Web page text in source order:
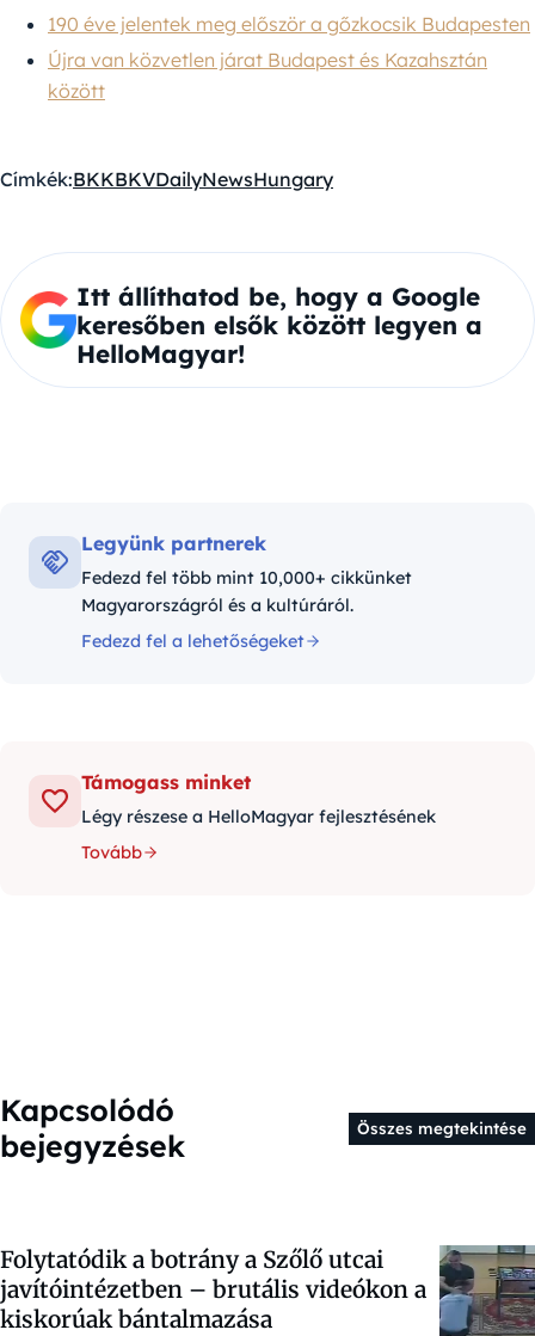
190 éve jelentek meg először a gőzkocsik Budapesten
Újra van közvetlen járat Budapest és Kazahsztán
között
Címkék:BKKBKVDailyNewsHungary
Itt állíthatod be, hogy a Google
keresőben elsők között legyen a
HelloMagyar!
Legyünk partnerek
Fedezd fel több mint 10,000+ cikkünket
Magyarországról és a kultúráról.
Fedezd fel a lehetőségeket
Támogass minket
Légy részese a HelloMagyar fejlesztésének
Tovább
Kapcsolódó
bejegyzések
Összes megtekintése
Folytatódik a botrány a Szőlő utcai
javítóintézetben – brutális videókon a
kiskorúak bántalmazása